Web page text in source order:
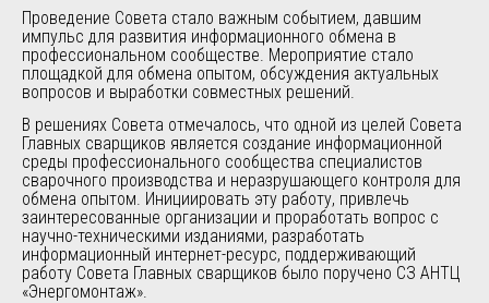
Проведение Совета стало важным событием, давшим
импульс для развития информационного обмена в
профессиональном сообществе. Мероприятие стало
площадкой для обмена опытом, обсуждения актуальных
вопросов и выработки совместных решений.
В решениях Совета отмечалось, что одной из целей Совета
Главных сварщиков является создание информационной
среды профессионального сообщества специалистов
сварочного производства и неразрушающего контроля для
обмена опытом. Инициировать эту работу, привлечь
заинтересованные организации и проработать вопрос с
научно-техническими изданиями, разработать
информационный интернет-ресурс, поддерживающий
работу Совета Главных сварщиков было поручено СЗ АНТЦ
«Энергомонтаж».